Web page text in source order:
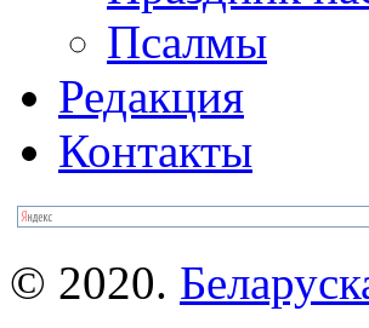
Псалмы
Редакция
Контакты
© 2020.